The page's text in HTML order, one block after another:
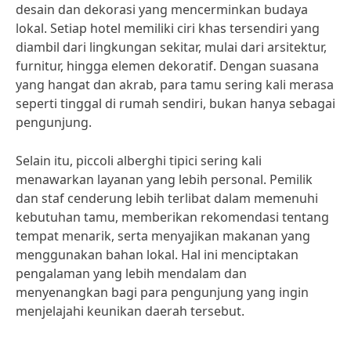
desain dan dekorasi yang mencerminkan budaya
lokal. Setiap hotel memiliki ciri khas tersendiri yang
diambil dari lingkungan sekitar, mulai dari arsitektur,
furnitur, hingga elemen dekoratif. Dengan suasana
yang hangat dan akrab, para tamu sering kali merasa
seperti tinggal di rumah sendiri, bukan hanya sebagai
pengunjung.
Selain itu, piccoli alberghi tipici sering kali
menawarkan layanan yang lebih personal. Pemilik
dan staf cenderung lebih terlibat dalam memenuhi
kebutuhan tamu, memberikan rekomendasi tentang
tempat menarik, serta menyajikan makanan yang
menggunakan bahan lokal. Hal ini menciptakan
pengalaman yang lebih mendalam dan
menyenangkan bagi para pengunjung yang ingin
menjelajahi keunikan daerah tersebut.